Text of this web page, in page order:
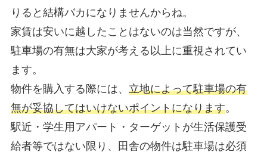
りると結構バカになりませんからね。
家賃は安いに越したことはないのは当然ですが、
駐車場の有無は大家が考える以上に重視されてい
ます。
物件を購入する際には、 立地によって駐車場の有
無が妥協してはいけないポイントになります。
駅近・学生用アパート・ターゲットが生活保護受
給者等ではない限り、田舎の物件は駐車場は必須